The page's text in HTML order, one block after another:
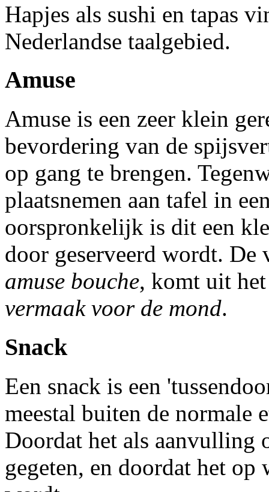
Hapjes als sushi en tapas
Nederlandse taalgebied.
Amuse
Amuse is een zeer klein
bevordering van de
op gang te brengen.
plaatsnemen aan tafel in
oorspronkelijk is dit een
door geserveerd wordt.
amuse bouche, komt uit
vermaak voor de mond.
Snack
Een snack is een
meestal buiten de normale
Doordat het als aanvulling
gegeten, en doordat het